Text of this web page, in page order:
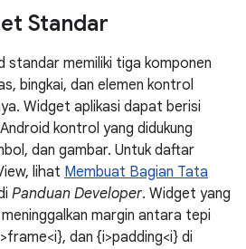
Standar
standar memiliki tiga komponen
bingkai, dan elemen kontrol
Widget aplikasi dapat berisi
kontrol yang didukung
dan gambar. Untuk daftar
lihat Membuat Bagian Tata
Panduan Developer. Widget yang
margin antara tepi
dan {i>padding<i} di